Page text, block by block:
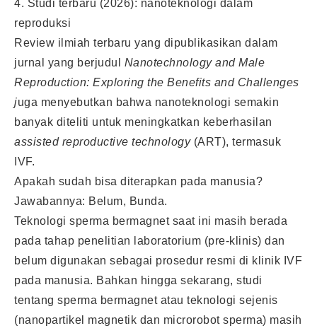
4. Studi terbaru (2026): nanoteknologi dalam
reproduksi
Review ilmiah terbaru yang dipublikasikan dalam
jurnal yang berjudul Nanotechnology and Male
Reproduction: Exploring the Benefits and Challenges
juga menyebutkan bahwa nanoteknologi semakin
banyak diteliti untuk meningkatkan keberhasilan
assisted reproductive technology(ART), termasuk
IVF.
Apakah sudah bisa diterapkan pada manusia?
Jawabannya: Belum, Bunda.
Teknologi sperma bermagnet saat ini masih berada
pada tahap penelitian laboratorium (pre-klinis) dan
belum digunakan sebagai prosedur resmi di klinik IVF
pada manusia. Bahkan hingga sekarang, studi
tentang sperma bermagnet atau teknologi sejenis
(nanopartikel magnetik dan microrobot sperma) masih